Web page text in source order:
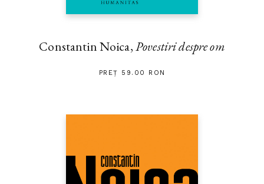
Constantin Noica,Povestiri despre om
PREȚ 59.00 RON